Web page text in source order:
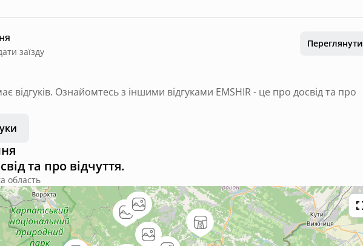
заїзду
Переглянути
відгуків. Ознайомтесь з іншими відгуками EMSHIR - це про досвід та про
та про відчуття.
область